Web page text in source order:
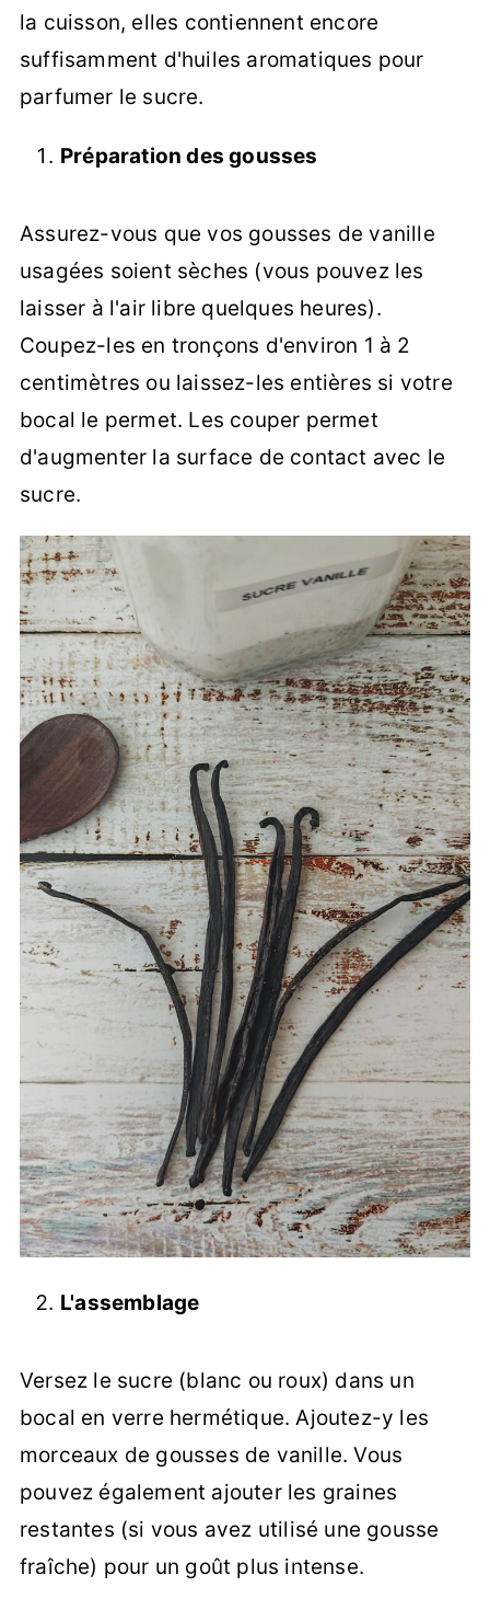
la cuisson, elles contiennent encore
suffisamment d'huiles aromatiques pour
parfumer le sucre.
Préparation des gousses
Assurez-vous que vos gousses de vanille
usagées soient sèches (vous pouvez les
laisser à l'air libre quelques heures).
Coupez-les en tronçons d'environ 1 à 2
centimètres ou laissez-les entières si votre
bocal le permet. Les couper permet
d'augmenter la surface de contact avec le
sucre.
L'assemblage
Versez le sucre (blanc ou roux) dans un
bocal en verre hermétique. Ajoutez-y les
morceaux de gousses de vanille. Vous
pouvez également ajouter les graines
restantes (si vous avez utilisé une gousse
fraîche) pour un goût plus intense.